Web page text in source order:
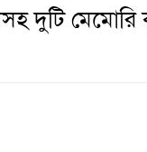
দুটি মেমোরি